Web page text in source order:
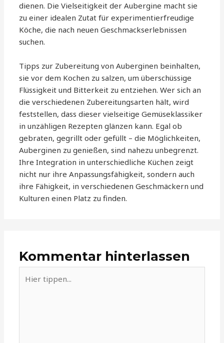
dienen. Die Vielseitigkeit der Aubergine macht sie
zu einer idealen Zutat für experimentierfreudige
Köche, die nach neuen Geschmackserlebnissen
suchen.
Tipps zur Zubereitung von Auberginen beinhalten,
sie vor dem Kochen zu salzen, um überschüssige
Flüssigkeit und Bitterkeit zu entziehen. Wer sich an
die verschiedenen Zubereitungsarten hält, wird
feststellen, dass dieser vielseitige Gemüseklassiker
in unzähligen Rezepten glänzen kann. Egal ob
gebraten, gegrillt oder gefüllt – die Möglichkeiten,
Auberginen zu genießen, sind nahezu unbegrenzt.
Ihre Integration in unterschiedliche Küchen zeigt
nicht nur ihre Anpassungsfähigkeit, sondern auch
ihre Fähigkeit, in verschiedenen Geschmäckern und
Kulturen einen Platz zu finden.
Kommentar hinterlassen
tippen...